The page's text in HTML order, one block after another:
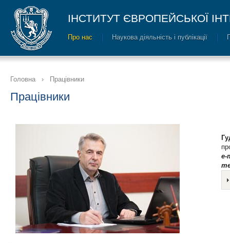
ІНСТИТУТ ЄВРОПЕЙСЬКОЇ
Про нас Наукова діяльність і публікації
Головна › Працівники
Працівники
e-